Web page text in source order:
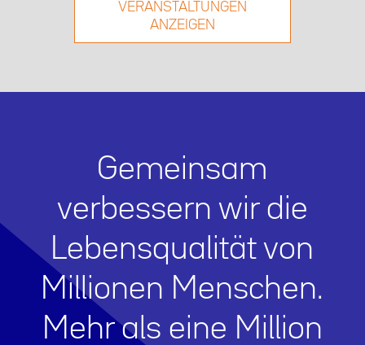
VERANSTALTUNGEN
ANZEIGEN
Gemeinsam
verbessern wir die
Lebensqualität von
Millionen Menschen.
Mehr als eine Million